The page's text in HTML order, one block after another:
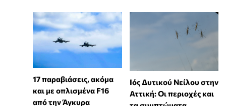
17 παραβιάσεις, ακόμα
και με οπλισμένα F16
από την Άγκυρα
Ιός Δυτικού Νείλου στην
Αττική: Οι περιοχές και